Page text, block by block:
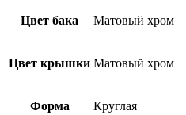
Цвет бака Матовый хром
Цвет крышки Матовый хром
Форма Круглая